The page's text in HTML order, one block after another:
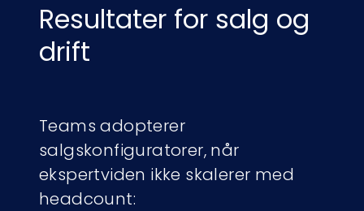
Resultater for salg og
drift
Teams adopterer
salgskonfiguratorer, når
ekspertviden ikke skalerer med
headcount: